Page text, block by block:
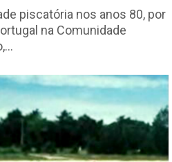
piscatória nos anos 80, por
na Comunidade